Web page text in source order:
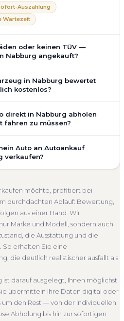
Auszahlung
Wartezeit
oder keinen TÜV —
Nabburg angekauft?
abgelaufenem TÜV oder
direkt in Nabburg an. Der
Rechner berücksichtigen
die aktuelle Nachfrage für eine
Ohne TÜV
Bewertung
in Nabburg bewertet
kostenlos?
unverbindlich. Wir prüfen Marke,
Ausstattung, Pflegezustand
Einschätzung, die nah am
liegt — speziell für den Markt in
direkt in Nabburg abholen
fahren zu müssen?
direkt an Ihrer Adresse —
oder an einem Treffpunkt
auf Wunsch übernehmen wir
fahrbereit
Barzahlung
Auto an Autoankauf
verkaufen?
in Nabburg und ganz Bayern.
Bewertung, ein verbindliches
kompletten Service von der
Über 4.800 zufriedene
Komplettservice
möchte, profitiert bei
durchdachten Ablauf: Bewertung,
aus einer Hand. Wir
Marke und Modell, sondern auch
die Ausstattung und die
So erhalten Sie eine
die deutlich realistischer ausfällt als
ist darauf ausgelegt, Ihnen möglichst
übermitteln Ihre Daten digital oder
um den Rest — von der individuellen
Abholung bis hin zur sofortigen